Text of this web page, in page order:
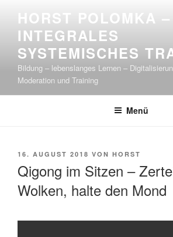
springen
HORST POLOMKA –
INTEGRALES
SYSTEMISCHES
Bildung – lebenslanges Lernen –
Moderation und Training
Menü
VERÖFFENTLICHT
16. AUGUST 2018 VON HORST
Qigong im Sitzen –
Wolken, halte den Mond